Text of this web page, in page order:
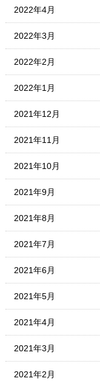
2022年4月
2022年3月
2022年2月
2022年1月
2021年12月
2021年11月
2021年10月
2021年9月
2021年8月
2021年7月
2021年6月
2021年5月
2021年4月
2021年3月
2021年2月